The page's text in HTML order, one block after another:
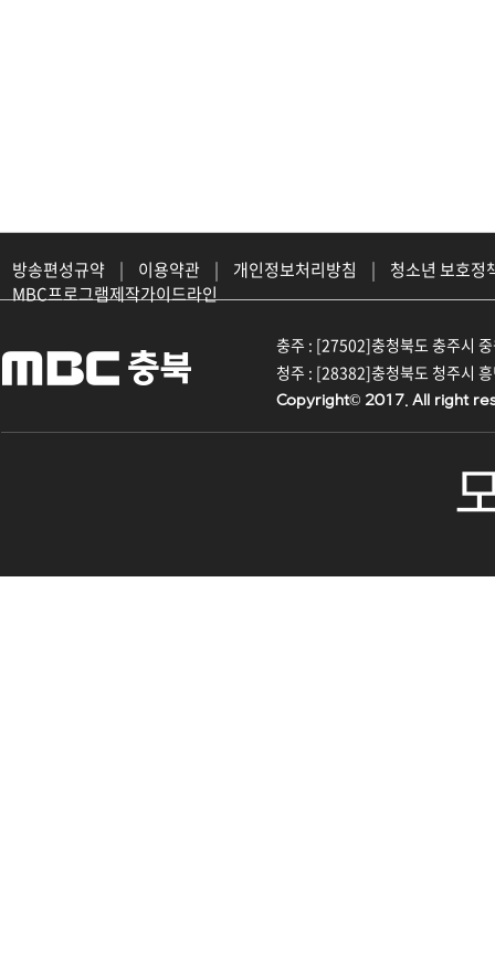
방송편성규약 | 이용약관 | 개인정보처리방침 |
청소년 보호정
MBC프로그램제작가이드라인
충주 : [27502]충청북도 충주시
청주 : [28382]충청북도 청주시
Copyright© 2017. All right